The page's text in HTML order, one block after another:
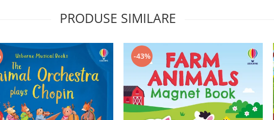
PRODUSE SIMILARE
-43%